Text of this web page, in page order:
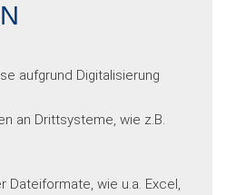
aufgrund Digitalisierung
an Drittsysteme, wie z.B.
Dateiformate, wie u.a. Excel,